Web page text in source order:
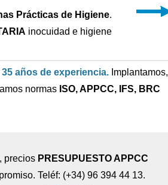
Prácticas de Higiene.
inocuidad e higiene
35 años de experiencia. Implantamos,
normas ISO, APPCC, IFS, BRC
precios PRESUPUESTO APPCC
Teléf: (+34) 96 394 44 13.